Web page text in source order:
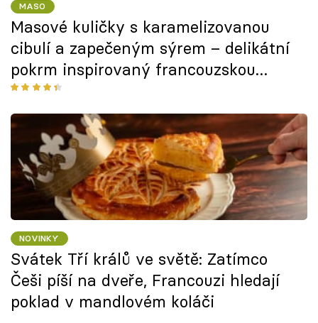
MASO
Masové kuličky s karamelizovanou
cibulí a zapečeným sýrem – delikátní
pokrm inspirovaný francouzskou
cibulačkou
NOVINKY
Svátek Tří králů ve světě: Zatímco
Češi píší na dveře, Francouzi hledají
poklad v mandlovém koláči